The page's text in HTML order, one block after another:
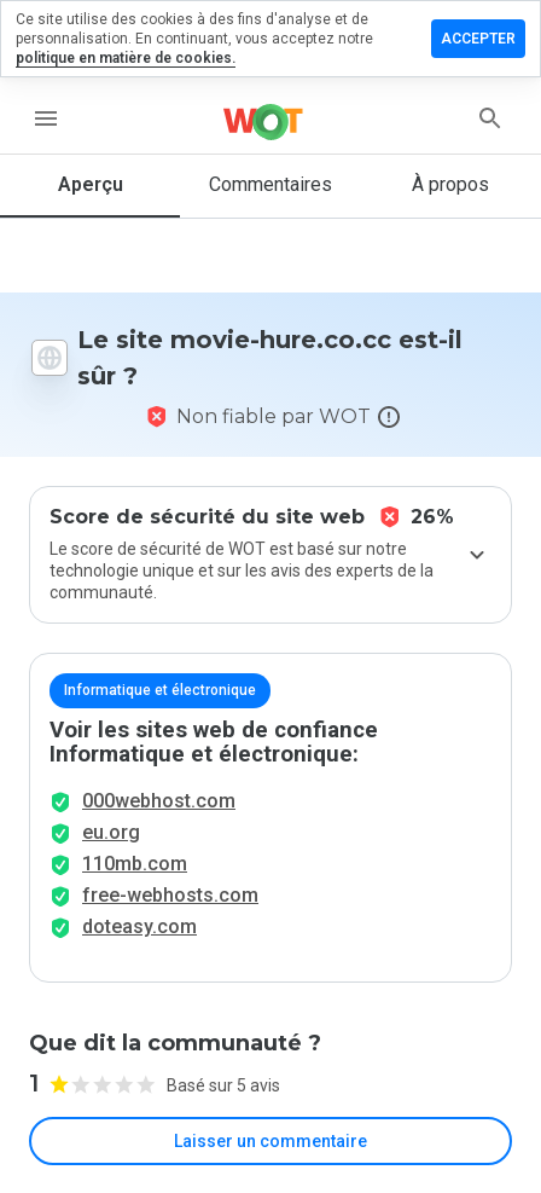
menu
Aperçu Commentaires À propos
Le site movie-hure.co.cc est-il
sûr ?
Non fiable par WOT
Score de sécurité du site web 26%
Le score de sécurité de WOT est basé sur notre
technologie unique et sur les avis des experts de la
communauté.
Informatique et électronique
Voir les sites web de confiance
Informatique et électronique:
000webhost.com
eu.org
110mb.com
free-webhosts.com
doteasy.com
Que dit la communauté ?
1 Basé sur 5 avis
Laisser un commentaire
un
1 et 5
vous à ce
site ?
Ce site utilise des cookies à des fins d'analyse et de
personnalisation. En continuant, vous acceptez notre
politique en matière de cookies.
ACCEPTER